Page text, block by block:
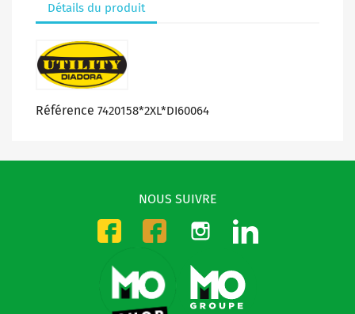
Détails du produit
Référence 7420158*2XL*DI60064
NOUS SUIVRE
Facebook-CMOFacebook-DMO
Instagram